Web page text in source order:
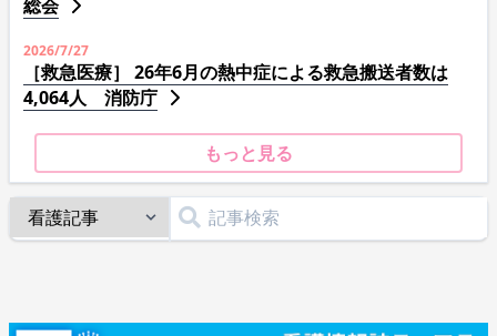
総会
2026/7/27
［救急医療］ 26年6月の熱中症による救急搬送者数は
4,064人 消防庁
もっと見る